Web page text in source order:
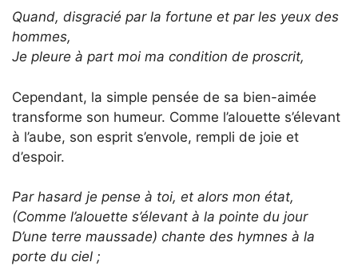
Quand, disgracié par la fortune et par les yeux des
hommes,
Je pleure à part moi ma condition de proscrit,
Cependant, la simple pensée de sa bien-aimée
transforme son humeur. Comme l’alouette s’élevant
à l’aube, son esprit s’envole, rempli de joie et
d’espoir.
Par hasard je pense à toi, et alors mon état,
(Comme l’alouette s’élevant à la pointe du jour
D’une terre maussade) chante des hymnes à la
porte du ciel ;